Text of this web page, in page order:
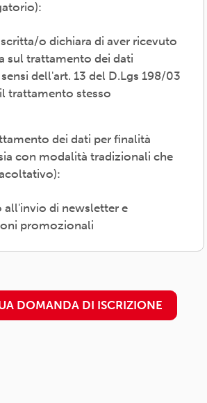
servizi-, provvedere agli
comunicazioni promozionali.
verrà effettuato: con modalità
informatica; in modo lecito,
i dati a soggetti
autorità; fornitori di
di supporto -es. consulenza
o convenzionati).
stessi, opposizione al
presso il proprio
o dichiara di aver ricevuto
sul trattamento dei dati
dell'art. 13 del D.Lgs 198/03
trattamento stesso
dei dati per finalità
con modalità tradizionali che
all'invio di newsletter e
promozionali
DOMANDA DI ISCRIZIONE